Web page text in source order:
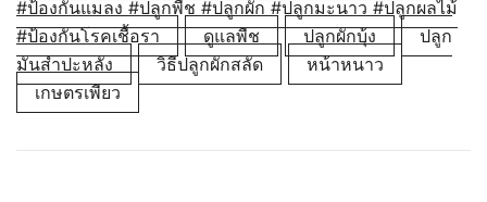
#ป้องกันแมลง #ปลูกพืช #ปลูกผัก #ปลูกมะนาว #ปลูกผลไม้
#ป้องกันโรคเชื้อรา
ดูแลพืช ปลูกผักบุ้ง
ปลูก
มันสำปะหลัง
วิธีปลูกผักสลัด
หน้าหนาว
เกษตรเพียว